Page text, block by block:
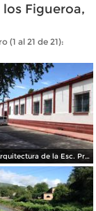
Figueroa,
al 21 de 21):
Arquitectura de la Esc. Primaria Federal Leona Vicario. Julio/2016